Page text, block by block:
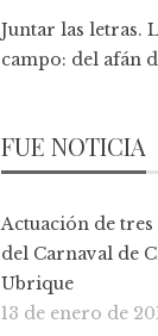
Juntar las letras.
campo: del afán
FUE NOTICIA
Actuación de
del Carnaval de
Ubrique
13 de enero de